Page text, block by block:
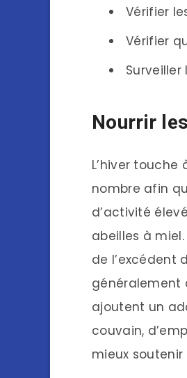
Vérifier
Vérifier
Nourrir
L’hiver
nombre afin
d’activité
abeilles à
de l’excédent
généralement
ajoutent un
couvain,
mieux soutenir